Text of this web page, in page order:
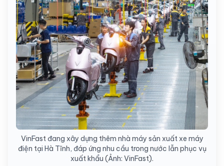
VinFast đang xây dựng thêm nhà máy sản xuất xe máy
điện tại Hà Tĩnh, đáp ứng nhu cầu trong nước lẫn phục vụ
xuất khẩu (Ảnh: VinFast).